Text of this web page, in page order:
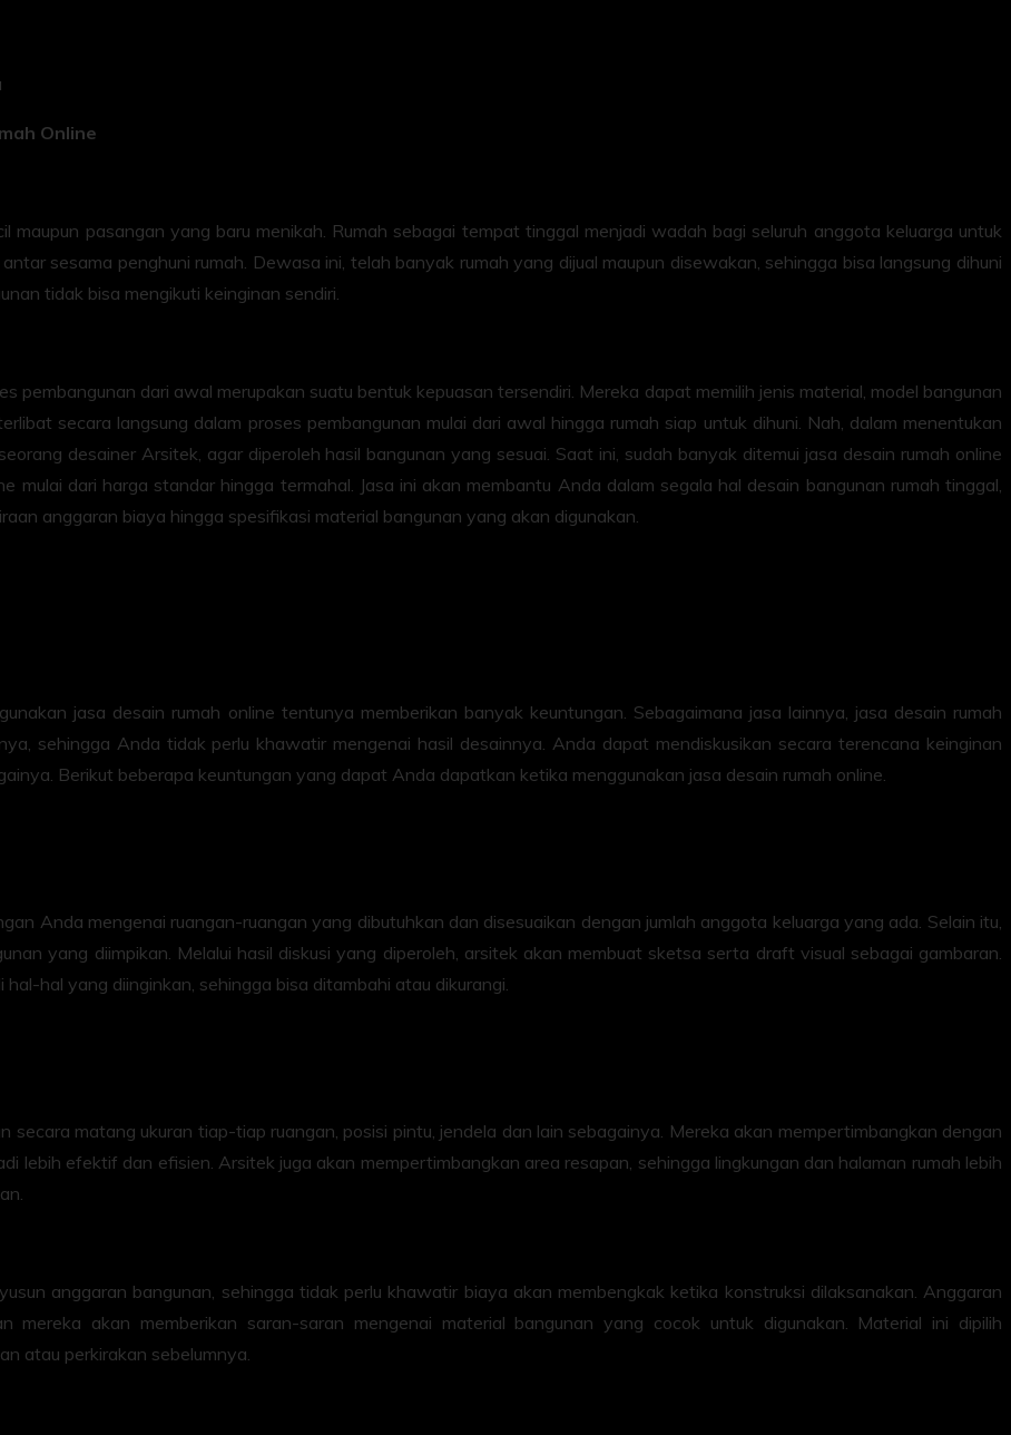
Online
maupun pasangan yang baru menikah. Rumah sebagai tempat tinggal menjadi wadah bagi seluruh anggota keluarga untuk
sesama penghuni rumah. Dewasa ini, telah banyak rumah yang dijual maupun disewakan, sehingga bisa langsung dihuni
tidak bisa mengikuti keinginan sendiri.
pembangunan dari awal merupakan suatu bentuk kepuasan tersendiri. Mereka dapat memilih jenis material, model bangunan
secara langsung dalam proses pembangunan mulai dari awal hingga rumah siap untuk dihuni. Nah, dalam menentukan
desainer Arsitek, agar diperoleh hasil bangunan yang sesuai. Saat ini, sudah banyak ditemui jasa desain rumah online
mulai dari harga standar hingga termahal. Jasa ini akan membantu Anda dalam segala hal desain bangunan rumah tinggal,
anggaran biaya hingga spesifikasi material bangunan yang akan digunakan.
jasa desain rumah online tentunya memberikan banyak keuntungan. Sebagaimana jasa lainnya, jasa desain rumah
sehingga Anda tidak perlu khawatir mengenai hasil desainnya. Anda dapat mendiskusikan secara terencana keinginan
Berikut beberapa keuntungan yang dapat Anda dapatkan ketika menggunakan jasa desain rumah online.
Anda mengenai ruangan-ruangan yang dibutuhkan dan disesuaikan dengan jumlah anggota keluarga yang ada. Selain itu,
yang diimpikan. Melalui hasil diskusi yang diperoleh, arsitek akan membuat sketsa serta draft visual sebagai gambaran.
hal yang diinginkan, sehingga bisa ditambahi atau dikurangi.
secara matang ukuran tiap-tiap ruangan, posisi pintu, jendela dan lain sebagainya. Mereka akan mempertimbangkan dengan
lebih efektif dan efisien. Arsitek juga akan mempertimbangkan area resapan, sehingga lingkungan dan halaman rumah lebih
anggaran bangunan, sehingga tidak perlu khawatir biaya akan membengkak ketika konstruksi dilaksanakan. Anggaran
akan memberikan saran-saran mengenai material bangunan yang cocok untuk digunakan. Material ini dipilih
atau perkirakan sebelumnya.